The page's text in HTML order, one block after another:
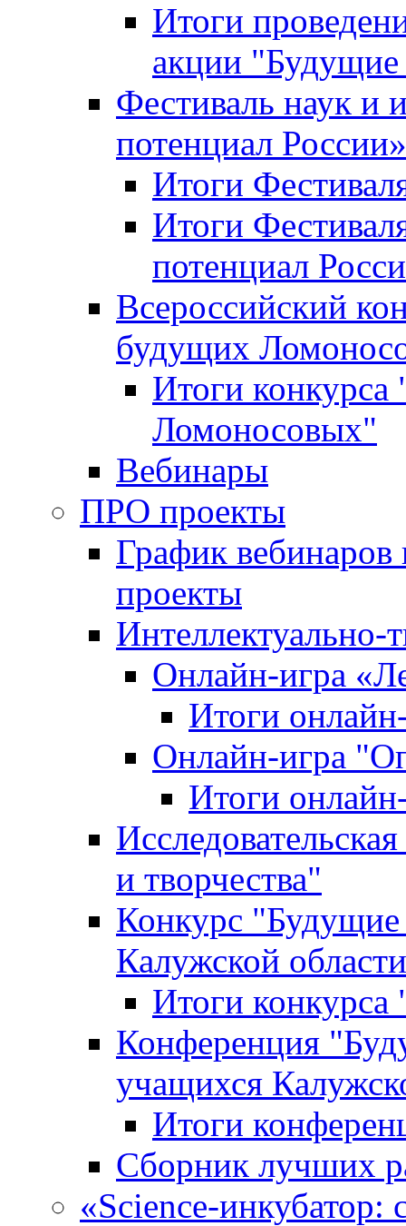
Итоги
акции
Фестиваль наук и
потенциал России»
Итоги
Итоги
потенциал
Всероссийский
будущих
Итоги
Ломоносовых"
Вебинары
ПРО проекты
График
проекты
Интеллектуально-
Онлайн-игра
Итоги
Онлайн-игра
Итоги
и творчества"
Конкурс
Калужской области
Итоги
Конференция
учащихся
Итоги
Сборник лучших
«Science-инкубатор: